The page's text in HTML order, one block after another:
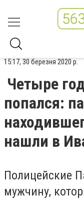
15:17, 30 березня 2020 р.
Четыре
попался:
нашли в
Полицейские
мужчину,